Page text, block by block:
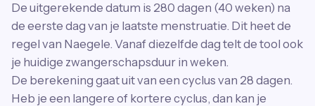
De uitgerekende datum is 280 dagen (40 weken) na
de eerste dag van je laatste menstruatie. Dit heet de
regel van Naegele. Vanaf diezelfde dag telt de tool ook
je huidige zwangerschapsduur in weken.
De berekening gaat uit van een cyclus van 28 dagen.
Heb je een langere of kortere cyclus, dan kan je